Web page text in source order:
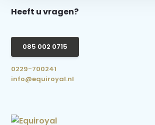
Heeft u vragen?
085 002 0715
0229-700241
info@equiroyal.nl